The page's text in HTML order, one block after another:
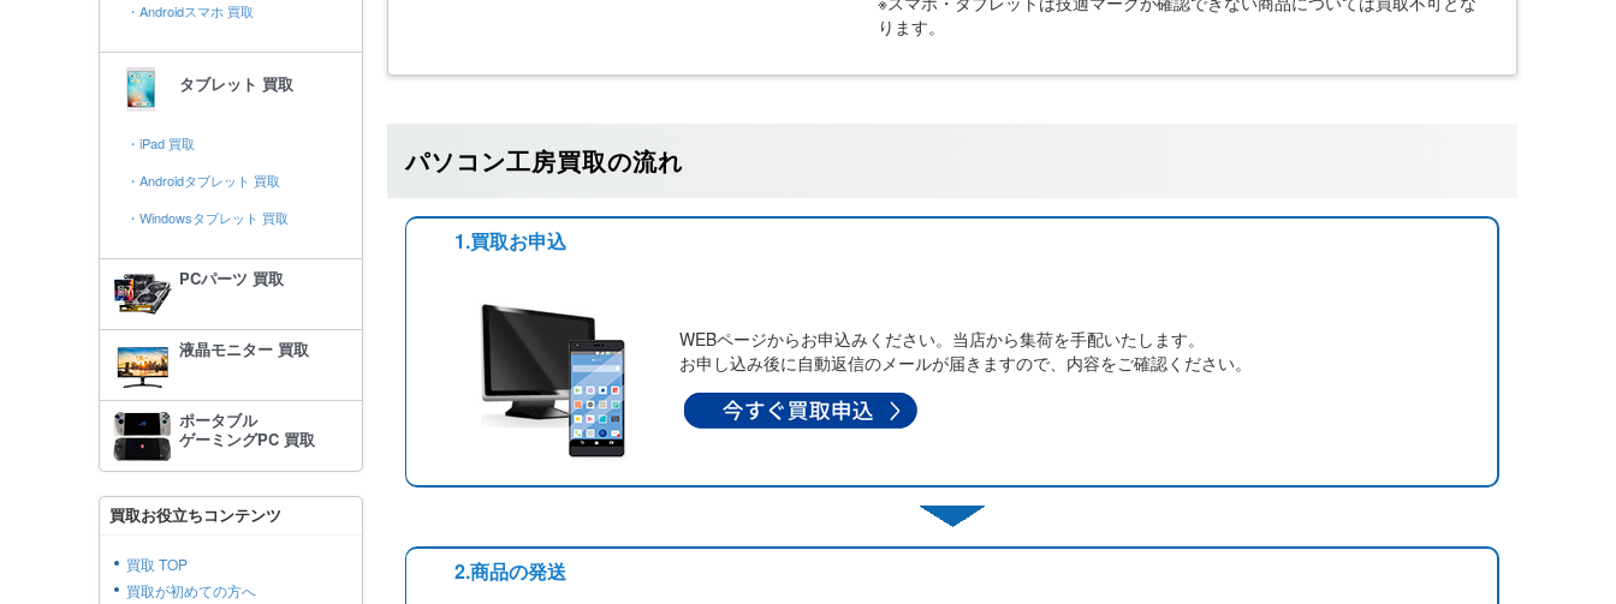
ります。
パソコン工房買取の流れ
1.買取お申込
WEBページからお申込みください。当店から集荷を手配いたします。
お申し込み後に自動返信のメールが届きますので、内容をご確認ください。
2.商品の発送
・Androidスマホ 買取
タブレット 買取
・iPad 買取
・Androidタブレット 買取
・Windowsタブレット 買取
PCパーツ 買取
液晶モニター 買取
ポータブル
ゲーミングPC 買取
買取お役立ちコンテンツ
買取 TOP
買取が初めての方へ